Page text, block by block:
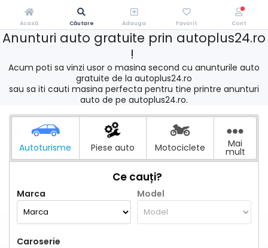
Anunturi auto gratuite prin autoplus24.ro
!
Acum poti sa vinzi usor o masina second cu anunturile auto
gratuite de la autoplus24.ro
sau sa iti cauti masina perfecta pentru tine printre anunturi
auto de pe autoplus24.ro.
Autoturisme Piese auto Motociclete Mai
mult
Ce cauți?
Marca Model
Caroserie
Acasă Căutare Adauga Favorit Cont